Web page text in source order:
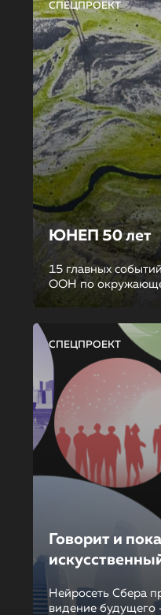
СПЕЦПРОЕКТ
ЮНЕП 50 лет
15 главных
ООН по
СПЕЦПРОЕКТ
Говорит и
Нейросеть Сбера
видение будущего